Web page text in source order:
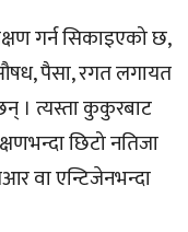
गर्न सिकाइएको छ,
पैसा, रगत लगायत
। त्यस्ता कुकुरबाट
छिटो नतिजा
वा एन्टिजेनभन्दा